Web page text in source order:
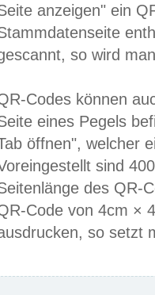
anzeigen" ein
so wird
Codes können
eines Pegels
öffnen", welcher
sind
des QR-
Code von 4cm ×
so setzt